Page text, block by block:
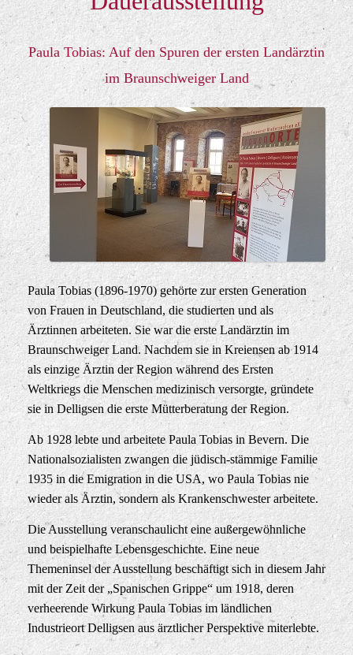
Paula Tobias: Auf den Spuren der ersten Landärztin
im Braunschweiger Land
Paula Tobias (1896-1970) gehörte zur ersten Generation
von Frauen in Deutschland, die studierten und als
Ärztinnen arbeiteten. Sie war die erste Landärztin im
Braunschweiger Land. Nachdem sie in Kreiensen ab 1914
als einzige Ärztin der Region während des Ersten
Weltkriegs die Menschen medizinisch versorgte, gründete
sie in Delligsen die erste Mütterberatung der Region.
Ab 1928 lebte und arbeitete Paula Tobias in Bevern. Die
Nationalsozialisten zwangen die jüdisch-stämmige Familie
1935 in die Emigration in die USA, wo Paula Tobias nie
wieder als Ärztin, sondern als Krankenschwester arbeitete.
Die Ausstellung veranschaulicht eine außergewöhnliche
und beispielhafte Lebensgeschichte. Eine neue
Themeninsel der Ausstellung beschäftigt sich in diesem Jahr
mit der Zeit der „Spanischen Grippe“ um 1918, deren
verheerende Wirkung Paula Tobias im ländlichen
Industrieort Delligsen aus ärztlicher Perspektive miterlebte.